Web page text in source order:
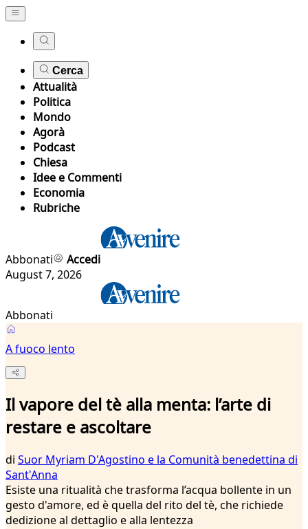
Cerca
Attualità
Politica
Mondo
Agorà
Podcast
Chiesa
Idee e Commenti
Economia
Rubriche
Abbonati
Accedi
August 7, 2026
Abbonati
A fuoco lento
Il vapore del tè alla menta: l’arte di
restare e ascoltare
di Suor Myriam D'Agostino e la Comunità benedettina di
Sant'Anna
Esiste una ritualità che trasforma l’acqua bollente in un
gesto d'amore, ed è quella del rito del tè, che richiede
dedizione al dettaglio e alla lentezza